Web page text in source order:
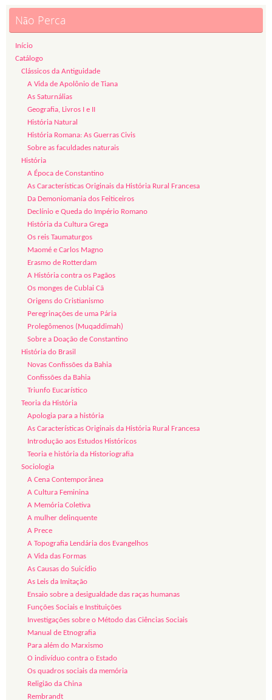
Não Perca
Início
Catálogo
Clássicos da Antiguidade
A Vida de Apolônio de Tiana
As Saturnálias
Geografia, Livros I e II
História Natural
História Romana: As Guerras Civis
Sobre as faculdades naturais
História
A Época de Constantino
As Características Originais da História Rural Francesa
Da Demoniomania dos Feiticeiros
Declínio e Queda do Império Romano
História da Cultura Grega
Os reis Taumaturgos
Maomé e Carlos Magno
Erasmo de Rotterdam
A História contra os Pagãos
Os monges de Cublai Cã
Origens do Cristianismo
Peregrinações de uma Pária
Prolegômenos (Muqaddimah)
Sobre a Doação de Constantino
História do Brasil
Novas Confissões da Bahia
Confissões da Bahia
Triunfo Eucarístico
Teoria da História
Apologia para a história
As Características Originais da História Rural Francesa
Introdução aos Estudos Históricos
Teoria e história da Historiografia
Sociologia
A Cena Contemporânea
A Cultura Feminina
A Memória Coletiva
A mulher delinquente
A Prece
A Topografia Lendária dos Evangelhos
A Vida das Formas
As Causas do Suicídio
As Leis da Imitação
Ensaio sobre a desigualdade das raças humanas
Funções Sociais e Instituições
Investigações sobre o Método das Ciências Sociais
Manual de Etnografia
Para além do Marxismo
O indivíduo contra o Estado
Os quadros sociais da memória
Religião da China
Rembrandt